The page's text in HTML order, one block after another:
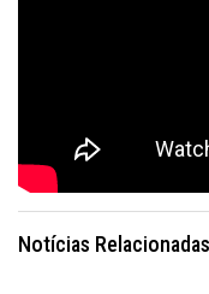
Notícias Relacionadas